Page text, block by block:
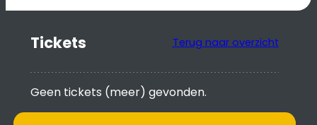
Tickets Terug naar overzicht
Geen tickets (meer) gevonden.